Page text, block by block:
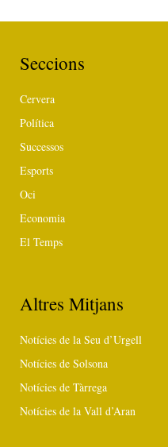
Seccions
Cervera
Política
Successos
Esports
Oci
Economia
El Temps
Altres Mitjans
Notícies de la Seu d’Urgell
Notícies de Solsona
Notícies de Tàrrega
Notícies de la Vall d’Aran